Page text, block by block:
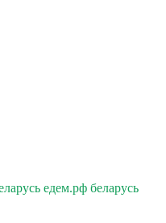
едем.рф беларусь